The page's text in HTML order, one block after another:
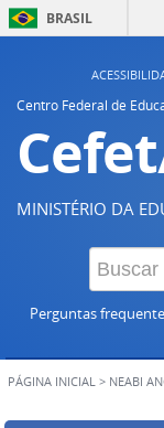
BRASIL
Centro Federal de
MINISTÉRIO DA
Perguntas
PÁGINA INICIAL > NEABI